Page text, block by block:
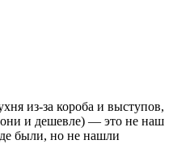
из-за короба и выступов,
они и дешевле) — это не наш
были, но не нашли